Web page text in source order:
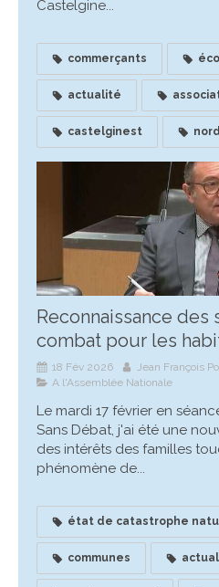
Castelgine...
commerçants
actualité
castelginest
Reconnaissance des
combat pour les
18 Fév 2026
Jean François
A l'Assemblée Nationale
Le mardi 17 février en
Sans Débat, j'ai été une
des intérêts des familles
phénomène de...
état de catastrophe
communes